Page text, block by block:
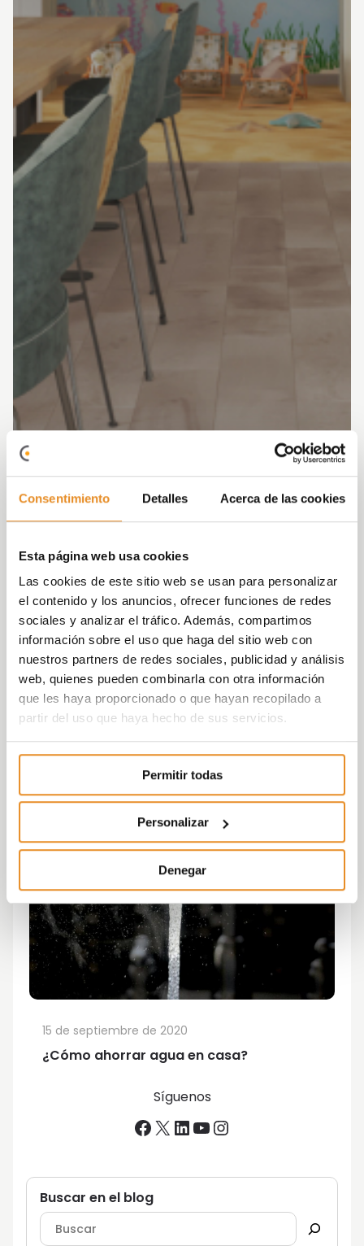
Consentimiento Detalles Acerca de las cookies
Esta página web usa cookies
Las cookies de este sitio web se usan para personalizar
el contenido y los anuncios, ofrecer funciones de redes
sociales y analizar el tráfico. Además, compartimos
información sobre el uso que haga del sitio web con
nuestros partners de redes sociales, publicidad y análisis
web, quienes pueden combinarla con otra información
que les haya proporcionado o que hayan recopilado a
partir del uso que haya hecho de sus servicios.
Permitir todas
Personalizar
Denegar
¿Cómo ahorrar agua en casa?
15 de septiembre de 2020
Síguenos
Facebook
X LinkedIn
YouTube
Instagram
Buscar en el blog